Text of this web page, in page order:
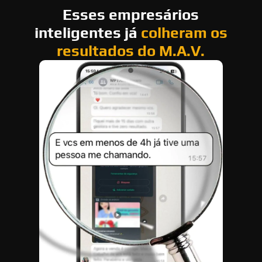
Esses empresários
inteligentes já colheram os
resultados do M.A.V.